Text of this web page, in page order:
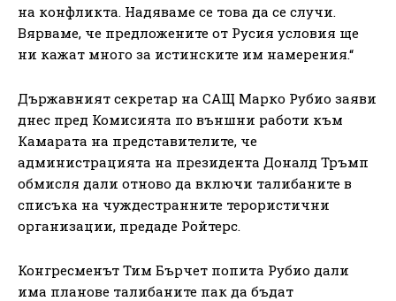
на конфликта. Надяваме се това да се случи.
Вярваме, че предложените от Русия условия ще
ни кажат много за истинските им намерения.“
Държавният секретар на САЩ Марко Рубио заяви
днес пред Комисията по външни работи към
Камарата на представителите, че
администрацията на президента Доналд Тръмп
обмисля дали отново да включи талибаните в
списъка на чуждестранните терористични
организации, предаде Ройтерс.
Конгресменът Тим Бърчет попита Рубио дали
има планове талибаните пак да бъдат